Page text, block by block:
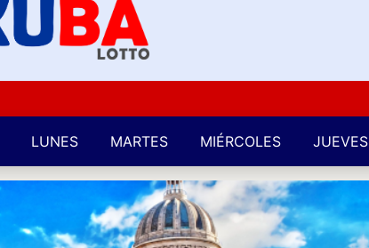
LUNES MARTES MIÉRCOLES JUEVES